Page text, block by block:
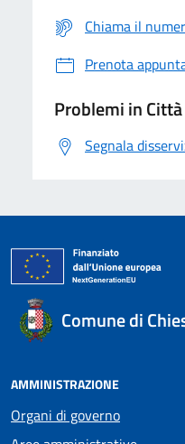
Chiama il
Prenota
Problemi in Città
Segnala
Comune di
AMMINISTRAZIONE
Organi di governo